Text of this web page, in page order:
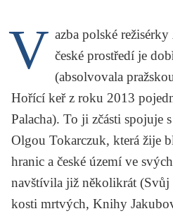
V azba polské režisérky
české prostředí je
(absolvovala
Hořící keřz roku 2013
Palacha). To ji zčásti spojuje
Olgou Tokarczuk, která žije
hranic a české území ve
navštívila již několikrát (Svůj
kosti mrtvých, Knihy